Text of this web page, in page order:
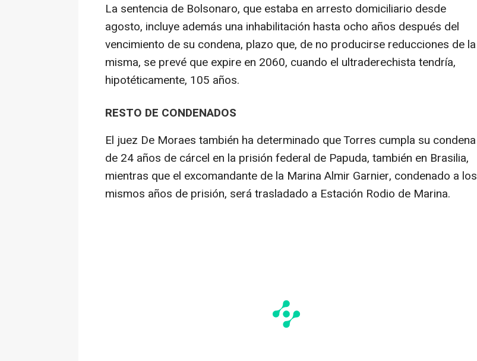
La sentencia de Bolsonaro, que estaba en arresto domiciliario desde
agosto, incluye además una inhabilitación hasta ocho años después del
vencimiento de su condena, plazo que, de no producirse reducciones de la
misma, se prevé que expire en 2060, cuando el ultraderechista tendría,
hipotéticamente, 105 años.
RESTO DE CONDENADOS
El juez De Moraes también ha determinado que Torres cumpla su condena
de 24 años de cárcel en la prisión federal de Papuda, también en Brasilia,
mientras que el excomandante de la Marina Almir Garnier, condenado a los
mismos años de prisión, será trasladado a Estación Rodio de Marina.